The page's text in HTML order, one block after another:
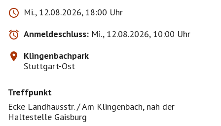
Man sollte nie mit bloßem Auge in die Sonne gucken!
Mangels Nachfrage mache ich keine
Sammelbestellung für Schutzbrillen. Manche Optiker
bieten die an für unter 5€. Bei Interesse besorgt Euch
bitte selbst eine oder tauscht sie vor Ort
untereinander. Vor berußten Glasscheiben wird als
Bei der letzten Sonnenfinsternis zeigte auch eine
Camera Obscura aus einem großen Karton eine schöne
Ansicht der angeknabberten Sonnenscheibe.
Mi., 12.08.2026, 18:00 Uhr
Anmeldeschluss: Mi., 12.08.2026, 10:00 Uhr
Klingenbachpark
Stuttgart-Ost
Treffpunkt
Ecke Landhausstr. / Am Klingenbach, nah der
Haltestelle Gaisburg